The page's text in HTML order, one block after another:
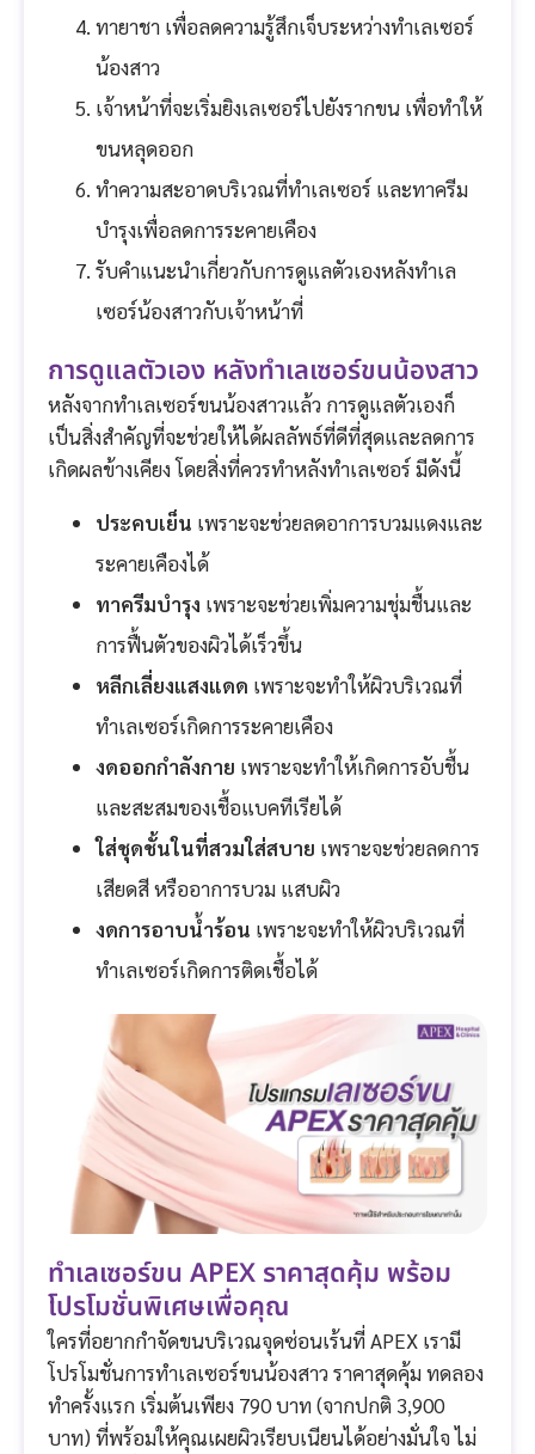
ทายาชา เพื่อลดความรู้สึกเจ็บระหว่างทำเลเซอร์
น้องสาว
เจ้าหน้าที่จะเริ่มยิงเลเซอร์ไปยังรากขน เพื่อทำให้
ขนหลุดออก
ทำความสะอาดบริเวณที่ทำเลเซอร์ และทาครีม
บำรุงเพื่อลดการระคายเคือง
รับคำแนะนำเกี่ยวกับการดูแลตัวเองหลังทำเล
เซอร์น้องสาวกับเจ้าหน้าที่
การดูแลตัวเอง หลังทำเลเซอร์ขนน้องสาว
หลังจากทำเลเซอร์ขนน้องสาวแล้ว การดูแลตัวเองก็
เป็นสิ่งสำคัญที่จะช่วยให้ได้ผลลัพธ์ที่ดีที่สุดและลดการ
เกิดผลข้างเคียง โดยสิ่งที่ควรทำหลังทำเลเซอร์ มีดังนี้
ประคบเย็น เพราะจะช่วยลดอาการบวมแดงและ
ระคายเคืองได้
ทาครีมบำรุง เพราะจะช่วยเพิ่มความชุ่มชื้นและ
การฟื้นตัวของผิวได้เร็วขึ้น
หลีกเลี่ยงแสงแดด เพราะจะทำให้ผิวบริเวณที่
ทำเลเซอร์เกิดการระคายเคือง
งดออกกำลังกาย เพราะจะทำให้เกิดการอับชื้น
และสะสมของเชื้อแบคทีเรียได้
ใส่ชุดชั้นในที่สวมใส่สบาย เพราะจะช่วยลดการ
เสียดสี หรืออาการบวม แสบผิว
งดการอาบน้ำร้อน เพราะจะทำให้ผิวบริเวณที่
ทำเลเซอร์เกิดการติดเชื้อได้
ทำเลเซอร์ขน APEX ราคาสุดคุ้ม พร้อม
โปรโมชั่นพิเศษเพื่อคุณ
ใครที่อยากกำจัดขนบริเวณจุดซ่อนเร้นที่ APEX เรามี
โปรโมชั่นการทำเลเซอร์ขนน้องสาว ราคาสุดคุ้ม ทดลอง
ทำครั้งแรก เริ่มต้นเพียง 790 บาท (จากปกติ 3,900
บาท) ที่พร้อมให้คุณเผยผิวเรียบเนียนได้อย่างมั่นใจ ไม่